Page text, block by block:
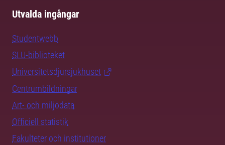
Utvalda ingångar
Studentwebb
SLU-biblioteket
Universitetsdjursjukhuset
Centrumbildningar
Art- och miljödata
Officiell statistik
Fakulteter och institutioner